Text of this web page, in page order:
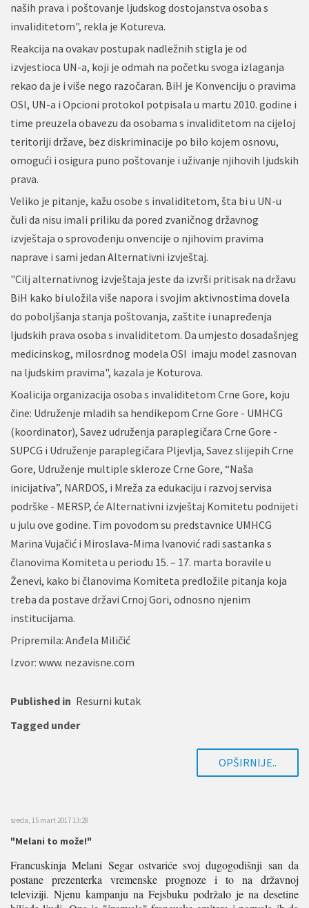
naših prava i poštovanje ljudskog dostojanstva osoba s
invaliditetom", rekla je Kotureva.
Reakcija na ovakav postupak nadležnih stigla je od
izvjestioca UN-a, koji je odmah na početku svoga izlaganja
rekao da je i više nego razočaran. BiH je Konvenciju o pravima
OSI, UN-a i Opcioni protokol potpisala u martu 2010. godine i
time preuzela obavezu da osobama s invaliditetom na cijeloj
teritoriji države, bez diskriminacije po bilo kojem osnovu,
omogući i osigura puno poštovanje i uživanje njihovih ljudskih
prava.
Veliko je pitanje, kažu osobe s invaliditetom, šta bi u UN-u
čuli da nisu imali priliku da pored zvaničnog državnog
izvještaja o sprovođenju onvencije o njihovim pravima
naprave i sami jedan Alternativni izvještaj.
"Cilj alternativnog izvještaja jeste da izvrši pritisak na državu
BiH kako bi uložila više napora i svojim aktivnostima dovela
do poboljšanja stanja poštovanja, zaštite i unapređenja
ljudskih prava osoba s invaliditetom. Da umjesto dosadašnjeg
medicinskog, milosrdnog modela OSI imaju model zasnovan
na ljudskim pravima", kazala je Koturova.
Koalicija organizacija osoba s invaliditetom Crne Gore, koju
čine: Udruženje mladih sa hendikepom Crne Gore - UMHCG
(koordinator), Savez udruženja paraplegičara Crne Gore -
SUPCG i Udruženje paraplegičara Pljevlja, Savez slijepih Crne
Gore, Udruženje multiple skleroze Crne Gore, “Naša
inicijativa”, NARDOS, i Mreža za edukaciju i razvoj servisa
podrške - MERSP, će Alternativni izvještaj Komitetu podnijeti
u julu ove godine. Tim povodom su predstavnice UMHCG
Marina Vujačić i Miroslava-Mima Ivanović radi sastanka s
članovima Komiteta u periodu 15. – 17. marta boravile u
Ženevi, kako bi članovima Komiteta predložile pitanja koja
treba da postave državi Crnoj Gori, odnosno njenim
institucijama.
Pripremila: Anđela Miličić
Izvor: www. nezavisne.com
Published in Resurni kutak
Tagged under
OPŠIRNIJE..
sreda, 15 mart 2017 13:28
"Melani to može!"
Francuskinja Melani Segar ostvariće svoj dugogodišnji san da
postane prezenterka vremenske prognoze i to na državnoj
televiziji. Njenu kampanju na Fejsbuku podržalo je na desetine